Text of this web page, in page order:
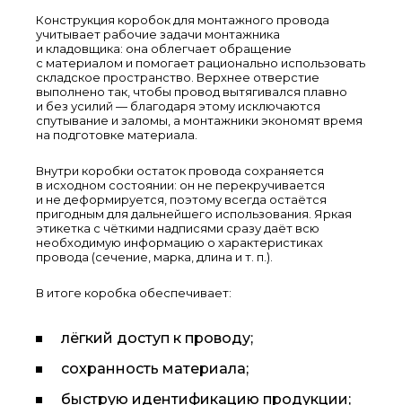
Конструкция коробок для монтажного провода
учитывает рабочие задачи монтажника
и кладовщика: она облегчает обращение
с материалом и помогает рационально использовать
складское пространство. Верхнее отверстие
выполнено так, чтобы провод вытягивался плавно
и без усилий — благодаря этому исключаются
спутывание и заломы, а монтажники экономят время
на подготовке материала.
Внутри коробки остаток провода сохраняется
в исходном состоянии: он не перекручивается
и не деформируется, поэтому всегда остаётся
пригодным для дальнейшего использования. Яркая
этикетка с чёткими надписями сразу даёт всю
необходимую информацию о характеристиках
провода (сечение, марка, длина и т. п.).
В итоге коробка обеспечивает:
лёгкий доступ к проводу;
сохранность материала;
быструю идентификацию продукции;